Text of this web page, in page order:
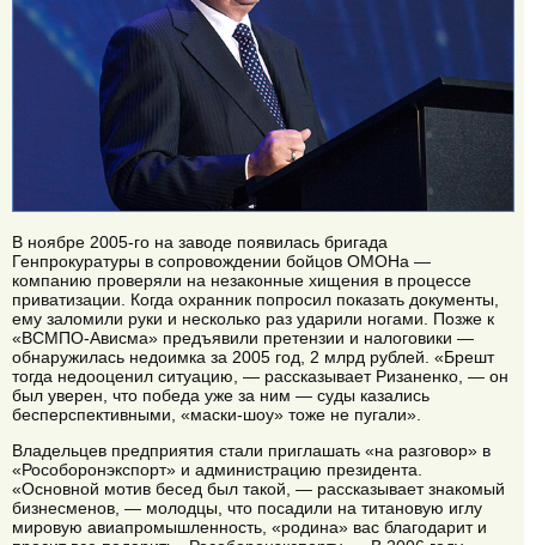
В ноябре 2005-го на заводе появилась бригада
Генпрокуратуры в сопровождении бойцов ОМОНа —
компанию проверяли на незаконные хищения в процессе
приватизации. Когда охранник попросил показать документы,
ему заломили руки и несколько раз ударили ногами. Позже к
«ВСМПО-Ависма» предъявили претензии и налоговики —
обнаружилась недоимка за 2005 год, 2 млрд рублей. «Брешт
тогда недооценил ситуацию, — рассказывает Ризаненко, — он
был уверен, что победа уже за ним — суды казались
бесперспективными, «маски-шоу» тоже не пугали».
Владельцев предприятия стали приглашать «на разговор» в
«Рособоронэкспорт» и администрацию президента.
«Основной мотив бесед был такой, — рассказывает знакомый
бизнесменов, — молодцы, что посадили на титановую иглу
мировую авиапромышленность, «родина» вас благодарит и